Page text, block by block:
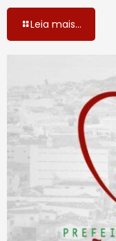
Leia mais...